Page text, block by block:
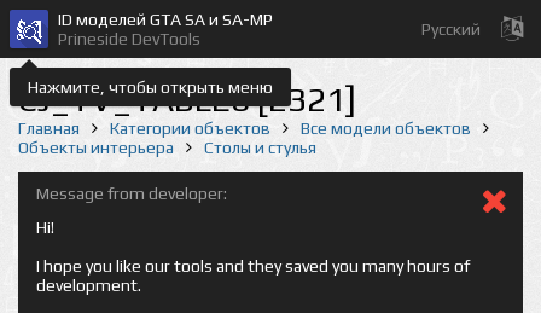
Нажмите, чтобы открыть меню
ID моделей GTA SA и SA-MP
Prineside DevTools
Русский
CJ_TV_TABLE6 [2321]
Главная Категории объектов
Все модели объектов
Объекты интерьера
Столы и стулья
Message from developer:
Hi!
I hope you like our tools and they saved you many hours of
development.